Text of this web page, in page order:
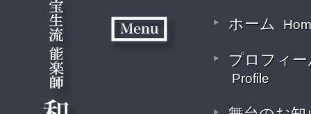
ホーム
プロフィー
Profile